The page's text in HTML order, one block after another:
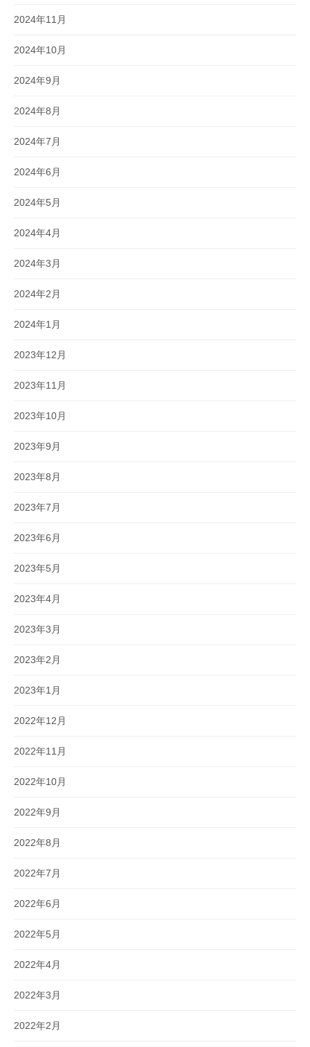
2024年11月
2024年10月
2024年9月
2024年8月
2024年7月
2024年6月
2024年5月
2024年4月
2024年3月
2024年2月
2024年1月
2023年12月
2023年11月
2023年10月
2023年9月
2023年8月
2023年7月
2023年6月
2023年5月
2023年4月
2023年3月
2023年2月
2023年1月
2022年12月
2022年11月
2022年10月
2022年9月
2022年8月
2022年7月
2022年6月
2022年5月
2022年4月
2022年3月
2022年2月